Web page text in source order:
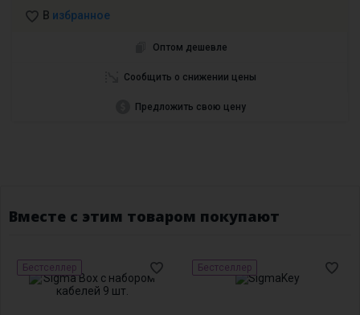
В избранное
Оптом дешевле
Сообщить о снижении цены
Предложить свою цену
Вместе с этим товаром покупают
Бестселлер Бестселлер